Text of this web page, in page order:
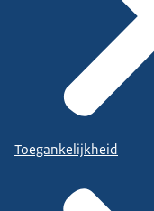
Toegankelijkheid